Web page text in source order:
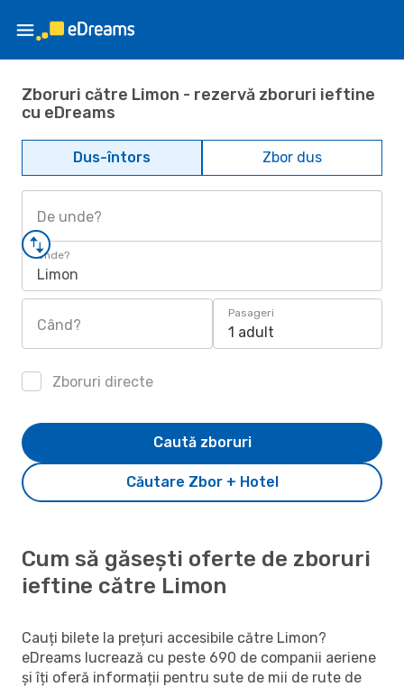
Zboruri către Limon - rezervă zboruri ieftine
cu eDreams
Dus-întors Zbor dus
De unde?
Unde?
Limon
Când?
Pasageri
1 adult
Zboruri directe
Căutare Zbor + Hotel
Caută zboruri
Cum să găsești oferte de zboruri
ieftine către Limon
Cauți bilete la prețuri accesibile către Limon?
eDreams lucrează cu peste 690 de companii aeriene
și îți oferă informații pentru sute de mii de rute de